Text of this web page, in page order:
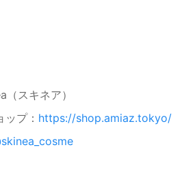
スキネア）
プ： https://shop.amiaz.tokyo/